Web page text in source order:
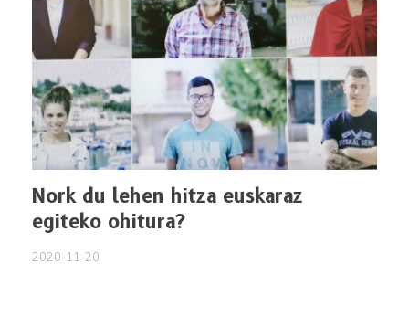
Nork du lehen hitza euskaraz
egiteko ohitura?
2020-11-20